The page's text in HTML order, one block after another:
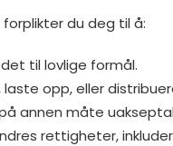
forplikter du deg til å:
til lovlige formål.
laste opp, eller
annen måte
rettigheter,